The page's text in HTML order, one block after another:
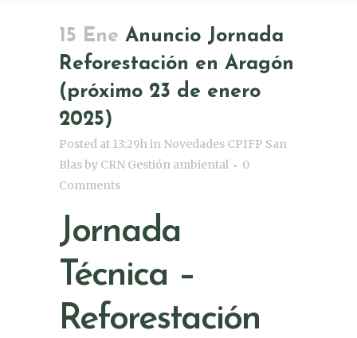
15 Ene Anuncio Jornada
Reforestación en Aragón
(próximo 23 de enero
2025)
Posted at 13:29hin Novedades CPIFP San
Blasby CRN Gestión ambiental
0
Comments
Jornada
Técnica –
Reforestación